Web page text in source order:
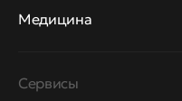
Медицина
Сервисы